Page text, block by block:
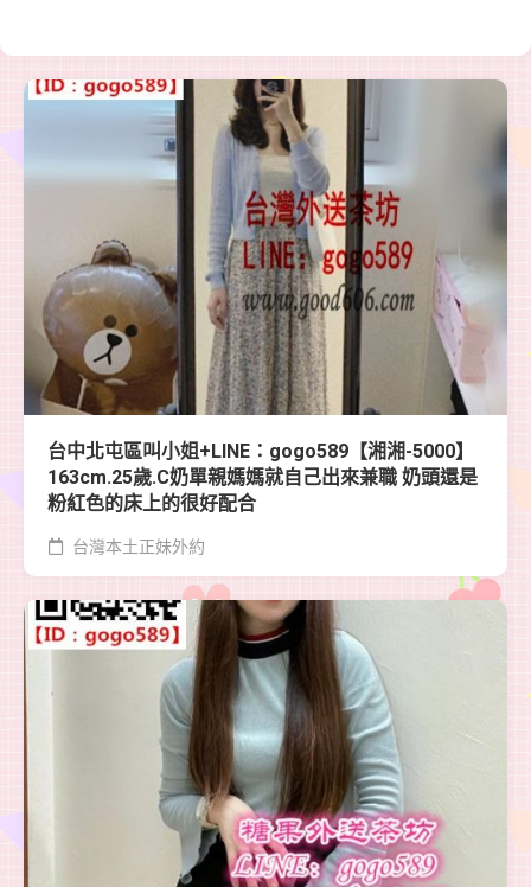
台中北屯區叫小姐+LINE：gogo589【湘湘-5000】
163cm.25歲.C奶單親媽媽就自己出來兼職 奶頭還是
粉紅色的床上的很好配合
台灣本土正妹外約